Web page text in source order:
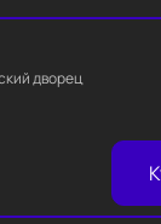
дворец